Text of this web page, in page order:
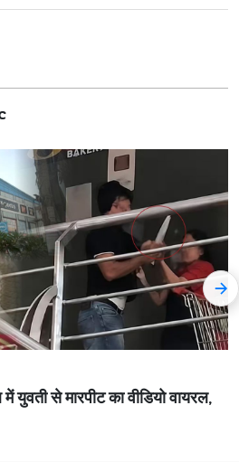
युवती से मारपीट का वीडियो वायरल,